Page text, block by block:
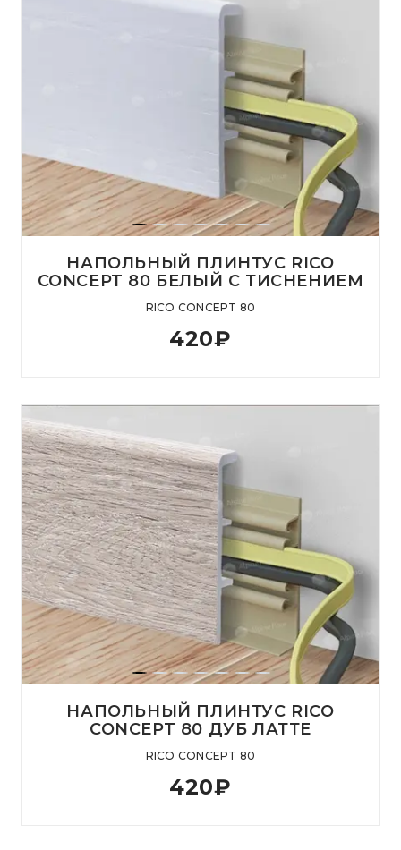
НАПОЛЬНЫЙ ПЛИНТУС RICO
CONCEPT 80 БЕЛЫЙ С ТИСНЕНИЕМ
RICO CONCEPT 80
420₽
НАПОЛЬНЫЙ ПЛИНТУС RICO
CONCEPT 80 ДУБ ЛАТТЕ
RICO CONCEPT 80
420₽